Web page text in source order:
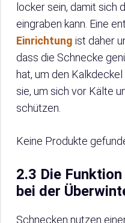
locker sein, damit sich
eingraben kann. Eine
Einrichtung ist daher
dass die Schnecke
hat, um den
sie, um sich vor Kälte
schützen.
Keine Produkte
2.3 Die
bei der
Schnecken nutzen